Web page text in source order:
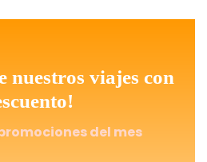
nuestros viajes con
del mes